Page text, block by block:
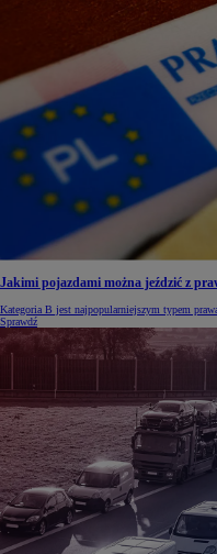
Jakimi pojazdami można jeździć z
Kategoria B jest najpopularniejszym typem
Sprawdź